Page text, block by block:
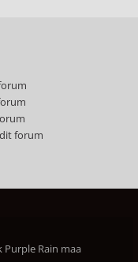
forum
Rain maa